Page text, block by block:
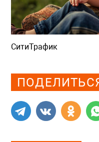
СитиТрафик